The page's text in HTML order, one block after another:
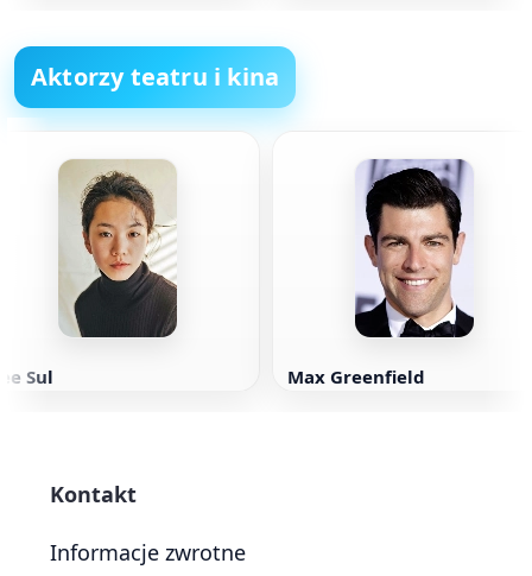
Aktorzy teatru i kina
Sul Max Greenfield
Kontakt
Informacje zwrotne